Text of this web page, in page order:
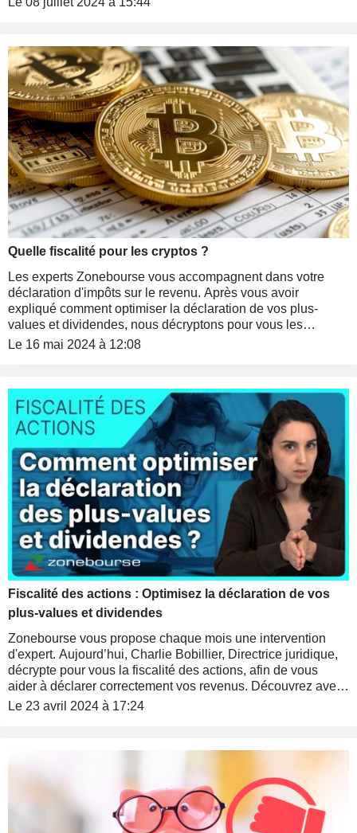
Quelle fiscalité pour les cryptos ?
Les experts Zonebourse vous accompagnent dans votre
déclaration d'impôts sur le revenu. Après vous avoir
expliqué comment optimiser la déclaration de vos plus-
values et dividendes, nous décryptons pour vous les
méandres de la fiscalité des cryptos.
Le 16 mai 2024 à 12:08
Fiscalité des actions : Optimisez la déclaration de vos
plus-values et dividendes
Zonebourse vous propose chaque mois une intervention
d'expert. Aujourd’hui, Charlie Bobillier, Directrice juridique,
décrypte pour vous la fiscalité des actions, afin de vous
aider à déclarer correctement vos revenus. Découvrez avec
nous comment déclarer de manière optimale vos plus-value
Le 23 avril 2024 à 17:24